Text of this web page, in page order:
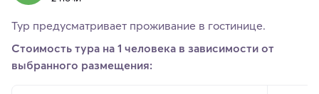
Тур предусматривает проживание в гостинице.
Стоимость тура на 1 человека в зависимости от
выбранного размещения: